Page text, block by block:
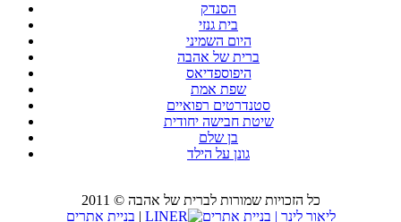
הסנדק
בית גנזי
היום השמיני
ברית של אהבה
היפוספדיאס
שפת אמת
סטנדרטים רפואיים
שיטת חבישה יחודית
בן שלם
גונן על הילד
כל הזכויות שמורות לברית של אהבה © 2011
בניית אתרים | LINER